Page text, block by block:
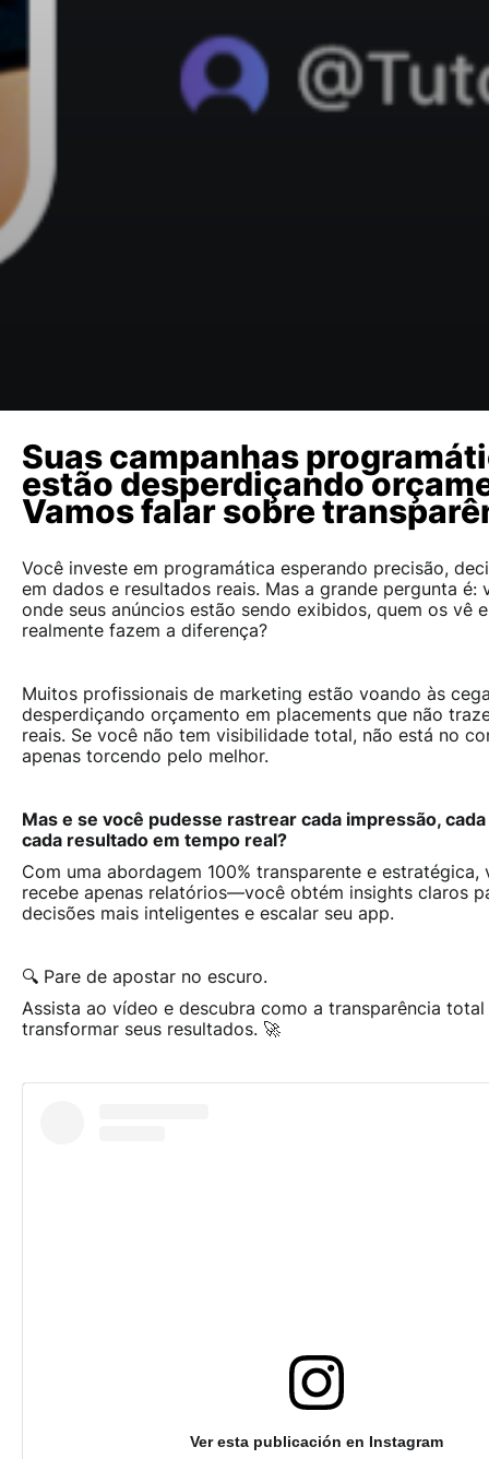
Suas campanhas
estão desperdiçando
Vamos falar sobre
Você investe em programática esperando precisão,
em dados e resultados reais. Mas a grande pergunta é:
onde seus anúncios estão sendo exibidos, quem os vê
realmente fazem a diferença?
Muitos profissionais de marketing estão voando às
desperdiçando orçamento em placements que não
reais. Se você não tem visibilidade total, não está no
apenas torcendo pelo melhor.
Mas e se você pudesse rastrear cada impressão,
cada resultado em tempo real?
Com uma abordagem 100% transparente e estratégica,
recebe apenas relatórios—você obtém insights claros
decisões mais inteligentes e escalar seu app.
🔍 Pare de apostar no escuro.
Assista ao vídeo e descubra como a transparência
transformar seus resultados. 🚀
Ver esta publicación en Instagram